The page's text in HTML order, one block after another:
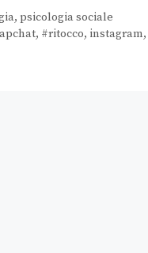
, psicologia sociale
, #ritocco, instagram,